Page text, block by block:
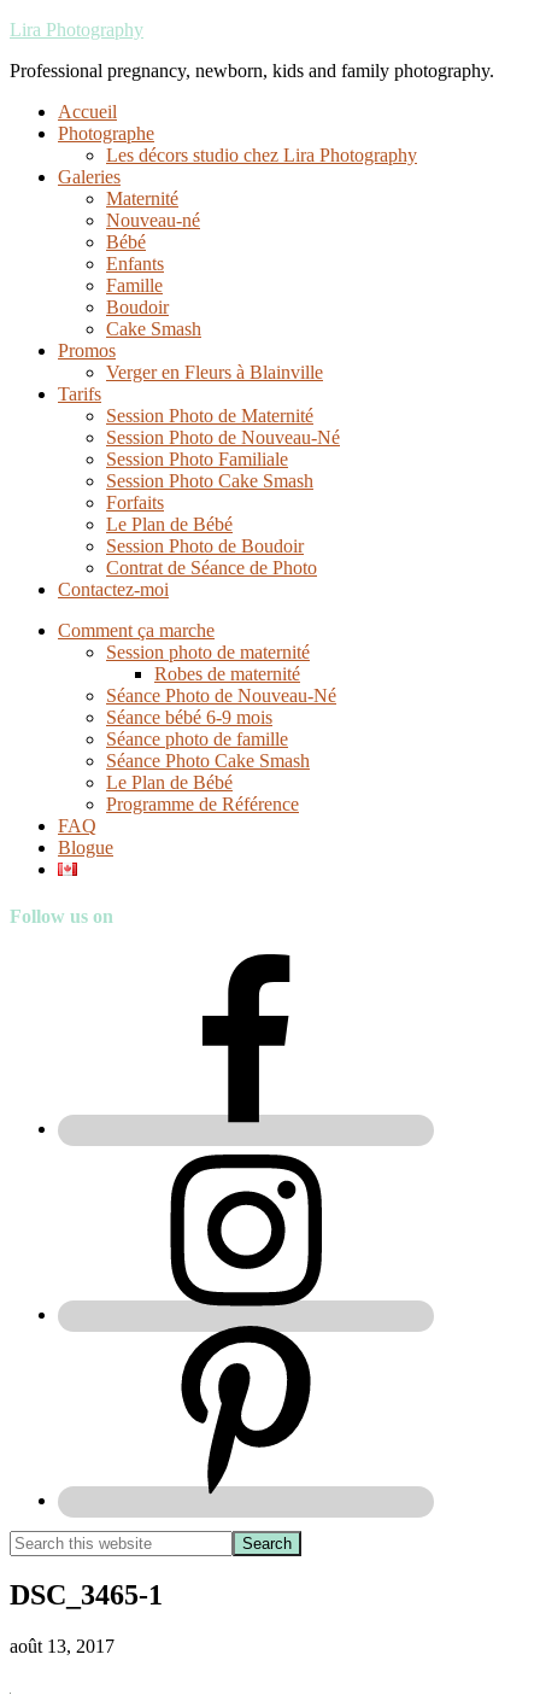
Lira Photography
Professional pregnancy, newborn, kids and family photography.
Accueil
Photographe
Les décors studio chez Lira Photography
Galeries
Maternité
Nouveau-né
Bébé
Enfants
Famille
Boudoir
Cake Smash
Promos
Verger en Fleurs à Blainville
Tarifs
Session Photo de Maternité
Session Photo de Nouveau-Né
Session Photo Familiale
Session Photo Cake Smash
Forfaits
Le Plan de Bébé
Session Photo de Boudoir
Contrat de Séance de Photo
Contactez-moi
Comment ça marche
Session photo de maternité
Robes de maternité
Séance Photo de Nouveau-Né
Séance bébé 6-9 mois
Séance photo de famille
Séance Photo Cake Smash
Le Plan de Bébé
Programme de Référence
FAQ
Blogue
Follow us on
DSC_3465-1
août 13, 2017